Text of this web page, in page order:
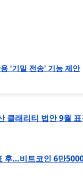
‘기밀 전송’ 기능 제안
클래리티 법안 9월
후…비트코인 6만